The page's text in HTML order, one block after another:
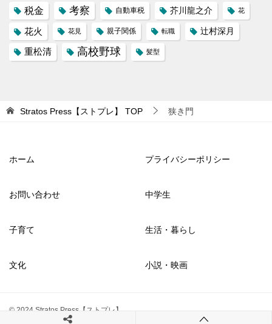
税金 考察 自動車税 芥川龍之介 花
花火 花見 親子関係 転職 辻村深月
重松清 高校野球 髪型
Stratos Press【ストプレ】 TOP 狭き門
ホーム プライバシーポリシー
お問い合わせ 中学生
子育て 生活・暮らし
文化 小説・映画
© 2024 Stratos Press【ストプレ】